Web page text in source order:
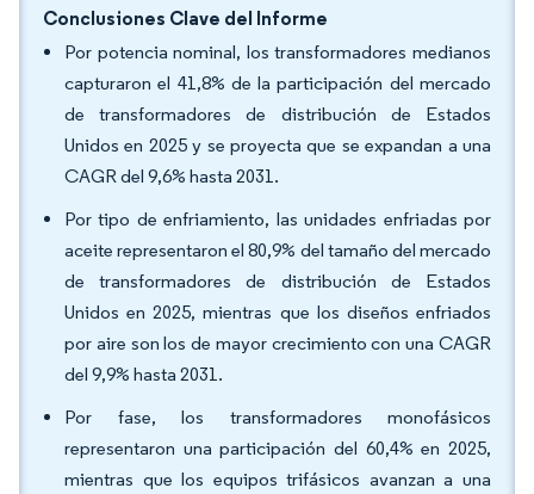
Conclusiones Clave del Informe
Por potencia nominal, los transformadores medianos
capturaron el 41,8% de la participación del mercado
de transformadores de distribución de Estados
Unidos en 2025 y se proyecta que se expandan a una
CAGR del 9,6% hasta 2031.
Por tipo de enfriamiento, las unidades enfriadas por
aceite representaron el 80,9% del tamaño del mercado
de transformadores de distribución de Estados
Unidos en 2025, mientras que los diseños enfriados
por aire son los de mayor crecimiento con una CAGR
del 9,9% hasta 2031.
Por fase, los transformadores monofásicos
representaron una participación del 60,4% en 2025,
mientras que los equipos trifásicos avanzan a una